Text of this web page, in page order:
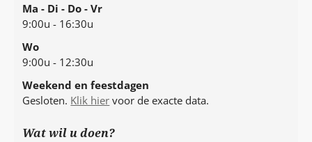
Ma - Di - Do - Vr
9:00u - 16:30u
Wo
9:00u - 12:30u
Weekend en feestdagen
Gesloten. Klik hier voor de exacte data.
Wat wil u doen?